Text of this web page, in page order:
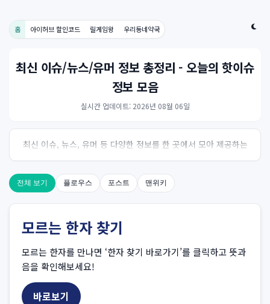
홈 아이허브 할인코드 릴게임왕 우리동네약국
최신 이슈/뉴스/유머 정보 총정리 - 오늘의 핫이슈
정보 모음
실시간 업데이트: 2026년 08월 06일
최신 이슈, 뉴스, 유머 등 다양한 정보를 한 곳에서 모아 제공하는
사이트입니다. 오늘의 핫이슈를 한눈에 살펴보세요.
전체 보기 플로우스 포스트 맨위키
모르는 한자 찾기
모르는 한자를 만나면 ‘한자 찾기 바로가기’를 클릭하고 뜻과
음을 확인해보세요!
바로보기